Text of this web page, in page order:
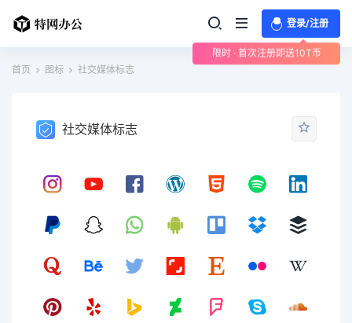
登录/注册
限时 · 首次注册即送10T币
首页
图标 社交媒体标志
社交媒体标志